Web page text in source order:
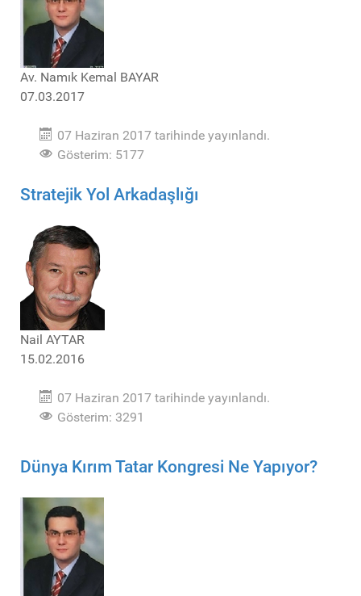
Av. Namık Kemal BAYAR
07.03.2017
07 Haziran 2017 tarihinde yayınlandı.
Gösterim: 5177
Stratejik Yol Arkadaşlığı
Nail AYTAR
15.02.2016
07 Haziran 2017 tarihinde yayınlandı.
Gösterim: 3291
Dünya Kırım Tatar Kongresi Ne Yapıyor?